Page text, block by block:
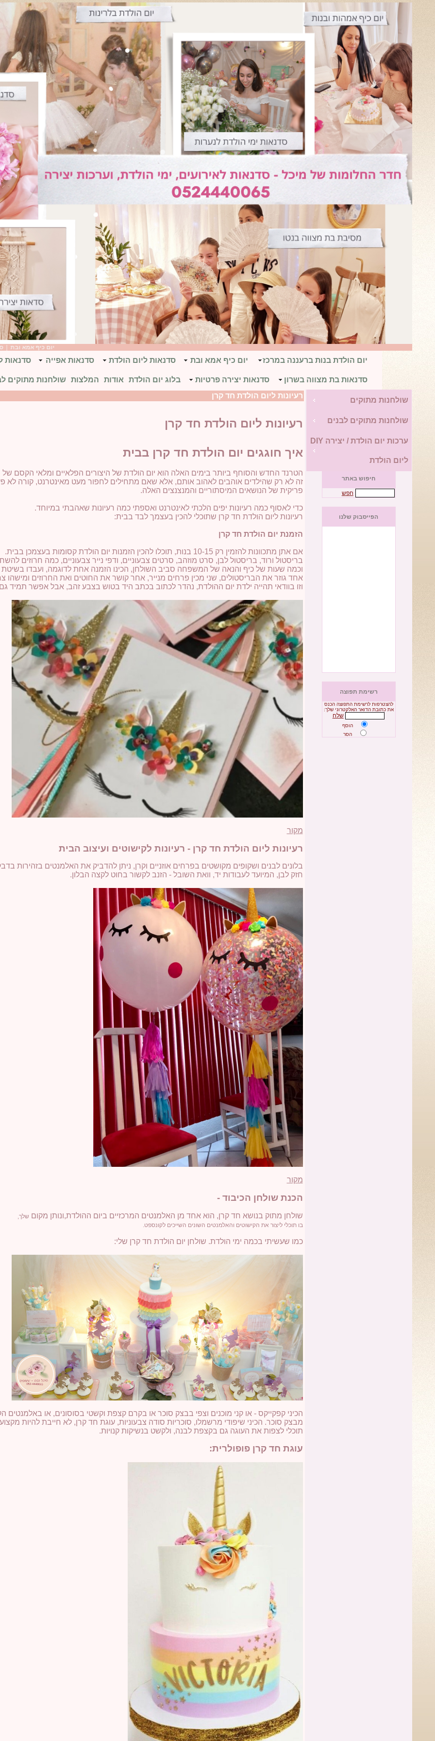
יום כיף אמא ובת| סדנאות יום הולדת
יום הולדת בנות ברעננה במרכז יום כיף אמא ובת סדנאות ליום הולדת סדנאות אפייה סדנאות
סדנאות בת מצווה בשרון סדנאות יצירה פרטיות בלוג יום הולדת אודות המלצות שולחנות מתוקים
שולחנות מתוקים
שולחנות מתוקים לבנים
ערכות יום הולדת / יצירה DIY
ליום הולדת
חיפוש באתר
חפש
הפייסבוק שלנו
רשימת תפוצה
להצטרפות לרשימת התפוצה הכנס
את כתובת הדואר האלקטרוני שלך:
שלח
הוסף
הסר
רעיונות ליום הולדת חד קרן
רעיונות ליום הולדת חד קרן
איך חוגגים יום הולדת חד קרן בבית
הטרנד החדש והסוחף ביותר בימים האלה הוא יום הולדת של היצורים הפלאיים ומלאי הקסם
זה לא רק שהילדים אוהבים לאהוב אותם, אלא שאם מתחילים לחפור מעט מאינטרנט, קורה לא
פריקית של הנושאים המיסתוריים והמנצנצים האלה.
כדי לאסוף כמה רעיונות יפים הלכתי לאינטרנט ואספתי כמה רעיונות שאהבתי במיוחד.
רעיונות ליום הולדת חד קרן שתוכלי להכין בעצמך לבד בבית:
הזמנת יום הולדת חד קרן
אם אתן מתכוונות להזמין רק 10-15 בנות, תוכלו להכין הזמנות יום הולדת קסומות בעצמכן בבית.
בריסטול ורוד, בריסטול לבן, סרט מוזהב, סרטים צבעוניים, ודפי נייר צבעוניים, כמה חרוזים
וכמה שעות של כיף והנאה של המשפחה סביב השולחן, הכינו הזמנה אחת לדוגמה, ועבדו
אחד גוזר את הבריסטולים, שני מכין פרחים מנייר, אחר קושר את החוטים ואת החרוזים ומישהו
וזו בוודאי תהייה ילדת יום ההולדת, נהדר לכתוב בכתב היד בטוש בצבע זהב, אבל אפשר תמיד
מקור
רעיונות ליום הולדת חד קרן - רעיונות לקישוטים ועיצוב הבית
בלונים לבנים ושקופים מקושטים בפרחים אוזניים וקרן, ניתן להדביק את האלמנטים בזהירות
חזק לבן, המיועד לעבודות יד, וואת השובל - הזנב לקשור בחוט לקצה הבלון.
מקור
הכנת שולחן הכיבוד -
שולחן מתוק בנושא חד קרן, הוא אחד מן האלמנטים המרכזיים ביום ההולדת,ונותן מקום שלך,
בו תוכלי ליצור את הקישוטים והאלמנטים השונים השייכים לקונספט.
כמו שעשיתי בכמה ימי הולדת. שולחן יום הולדת חד קרן שלי:
הכיני קפקייקס - או קני מוכנים וצפי בבצק סוכר או בקרם קצפת וקשטי בסוסונים, או באלמנטים
מבצק סוכר. הכיני שיפודי מרשמלו, סוכריות סודה צבעוניות, עוגת חד קרן, לא חייבת להיות
תוכלי לצפות את העוגה גם בקצפת לבנה, ולקשט בנשיקות קנויות.
עוגת חד קרן פופולרית: